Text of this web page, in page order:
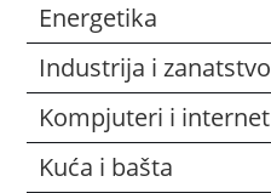
Energetika
Industrija i zanatstvo
Kompjuteri i internet
Kuća i bašta